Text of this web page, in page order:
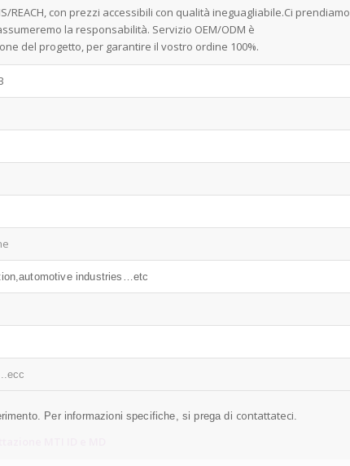
con prezzi accessibili con qualità ineguagliabile.Ci prendiamo
la responsabilità. Servizio OEM/ODM è
del progetto, per garantire il vostro ordine 100%.
industries…etc
Per informazioni specifiche, si prega di contattateci.